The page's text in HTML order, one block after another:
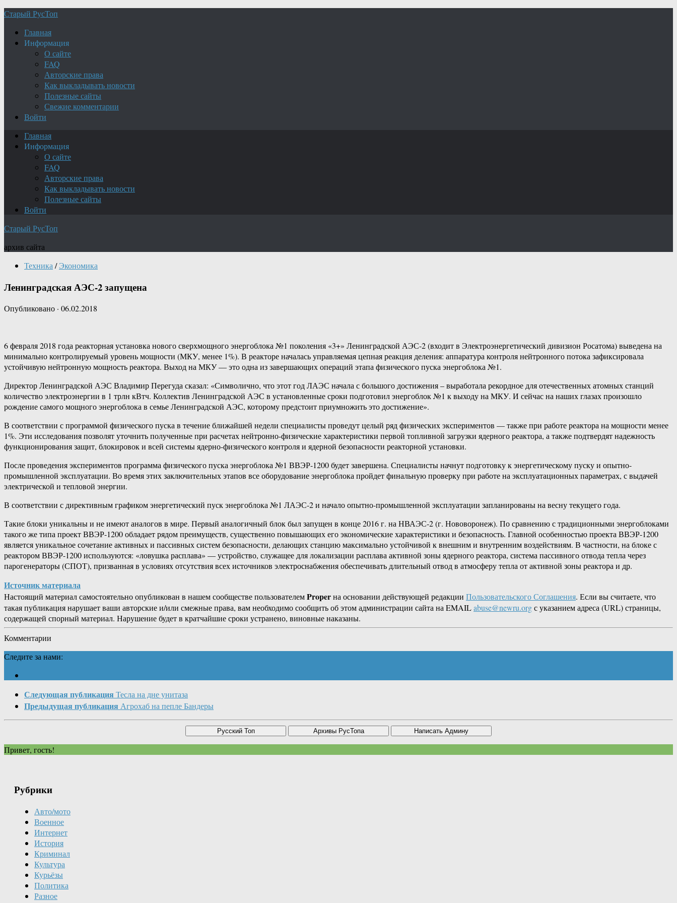
Старый РусТоп
Главная
Информация
О сайте
FAQ
Авторские права
Как выкладывать новости
Полезные сайты
Свежие комментарии
Войти
Главная
Информация
О сайте
FAQ
Авторские права
Как выкладывать новости
Полезные сайты
Войти
Старый РусТоп
архив сайта
Техника / Экономика
Ленинградская АЭС-2 запущена
Опубликовано · 06.02.2018
6 февраля 2018 года реакторная установка нового сверхмощного энергоблока №1 поколения «3+» Ленинградской АЭС-2 (входит в Электроэнергетический дивизион Росатома) выведена на
минимально контролируемый уровень мощности (МКУ, менее 1%). В реакторе началась управляемая цепная реакция деления: аппаратура контроля нейтронного потока зафиксировала
устойчивую нейтронную мощность реактора. Выход на МКУ — это одна из завершающих операций этапа физического пуска энергоблока №1.
Директор Ленинградской АЭС Владимир Перегуда сказал: «Символично, что этот год ЛАЭС начала с большого достижения – выработала рекордное для отечественных атомных станций
количество электроэнергии в 1 трлн кВтч. Коллектив Ленинградской АЭС в установленные сроки подготовил энергоблок №1 к выходу на МКУ. И сейчас на наших глазах произошло
рождение самого мощного энергоблока в семье Ленинградской АЭС, которому предстоит приумножить это достижение».
В соответствии с программой физического пуска в течение ближайшей недели специалисты проведут целый ряд физических экспериментов — также при работе реактора на мощности менее
1%. Эти исследования позволят уточнить полученные при расчетах нейтронно-физические характеристики первой топливной загрузки ядерного реактора, а также подтвердят надежность
функционирования защит, блокировок и всей системы ядерно-физического контроля и ядерной безопасности реакторной установки.
После проведения экспериментов программа физического пуска энергоблока №1 ВВЭР-1200 будет завершена. Специалисты начнут подготовку к энергетическому пуску и опытно-
промышленной эксплуатации. Во время этих заключительных этапов все оборудование энергоблока пройдет финальную проверку при работе на эксплуатационных параметрах, с выдачей
электрической и тепловой энергии.
В соответствии с директивным графиком энергетический пуск энергоблока №1 ЛАЭС-2 и начало опытно-промышленной эксплуатации запланированы на весну текущего года.
Такие блоки уникальны и не имеют аналогов в мире. Первый аналогичный блок был запущен в конце 2016 г. на НВАЭС-2 (г. Нововоронеж). По сравнению с традиционными энергоблоками
такого же типа проект ВВЭР-1200 обладает рядом преимуществ, существенно повышающих его экономические характеристики и безопасность. Главной особенностью проекта ВВЭР-1200
является уникальное сочетание активных и пассивных систем безопасности, делающих станцию максимально устойчивой к внешним и внутренним воздействиям. В частности, на блоке с
реактором ВВЭР-1200 используются: «ловушка расплава» — устройство, служащее для локализации расплава активной зоны ядерного реактора, система пассивного отвода тепла через
парогенераторы (СПОТ), призванная в условиях отсутствия всех источников электроснабжения обеспечивать длительный отвод в атмосферу тепла от активной зоны реактора и др.
Источник материала
Настоящий материал самостоятельно опубликован в нашем сообществе пользователемProperна основании действующей редакции Пользовательского Соглашения. Если вы считаете, что
такая публикация нарушает ваши авторские и/или смежные права, вам необходимо сообщить об этом администрации сайта на EMAILabuse@newru.orgс указанием адреса (URL) страницы,
содержащей спорный материал. Нарушение будет в кратчайшие сроки устранено, виновные наказаны.
Комментарии
Следите за нами:
Следующая публикация Тесла на дне унитаза
Предыдущая публикация Агрохаб на пепле Бандеры
Привет, гость!
Рубрики
Авто/мото
Военное
Интернет
История
Криминал
Культура
Курьёзы
Политика
Разное